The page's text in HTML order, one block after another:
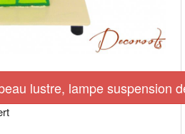
lustre, lampe suspension